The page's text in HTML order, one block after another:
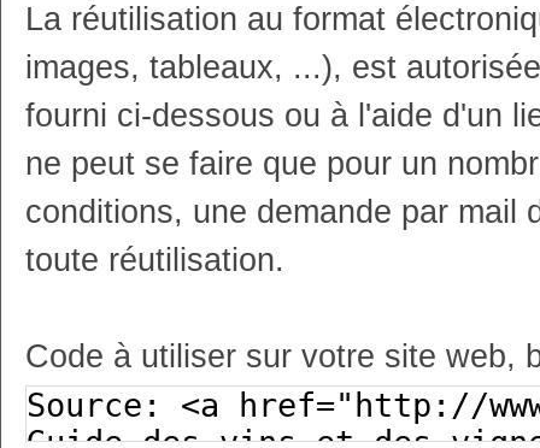
La réutilisation au format
images, tableaux, ...), est
fourni ci-dessous ou à l'aide d'un
ne peut se faire que pour un
conditions, une demande par mail
toute réutilisation.
Code à utiliser sur votre site web,